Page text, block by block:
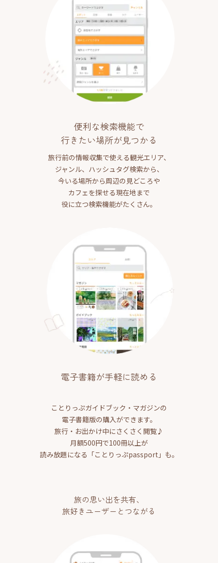
便利な検索機能で
行きたい場所が見つかる
旅行前の情報収集で使える観光エリア、
ジャンル、ハッシュタグ検索から、
今いる場所から周辺の見どころや
カフェを探せる現在地まで
役に立つ検索機能がたくさん。
電子書籍が手軽に読める
ことりっぷガイドブック・マガジンの
電子書籍版の購入ができます。
旅行・お出かけ中にさくさく閲覧♪
月額500円で100冊以上が
読み放題になる「ことりっぷpassport」も。
旅の思い出を共有、
旅好きユーザーとつながる